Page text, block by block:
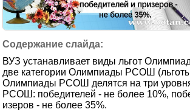
ВУЗ устанавливает виды льгот
две категории Олимпиады РСОШ
Олимпиады РСОШ делятся на три
РСОШ: победителей - не более 10%,
изеров - не более 35%.